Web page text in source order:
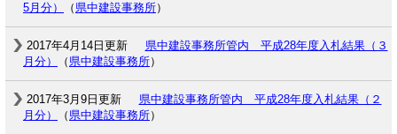
5月分）
（ 県中建設事務所）
2017年4月14日更新
県中建設事務所管内 平成28年度入札結果（３
月分）
（ 県中建設事務所）
2017年3月9日更新
県中建設事務所管内 平成28年度入札結果（２
月分）
（ 県中建設事務所）